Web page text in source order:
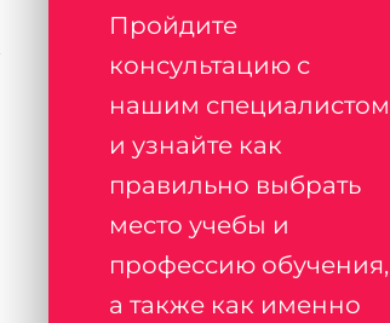
Пройдите
консультацию с
нашим специалистом
и узнайте как
правильно выбрать
место учебы и
профессию обучения,
а также как именно